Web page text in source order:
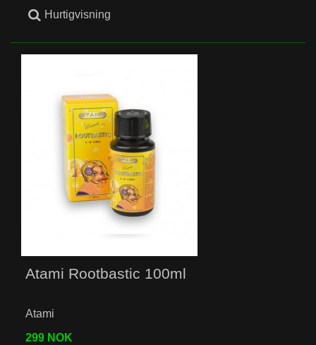
Hurtigvisning
Atami Rootbastic 100ml
Atami
299 NOK